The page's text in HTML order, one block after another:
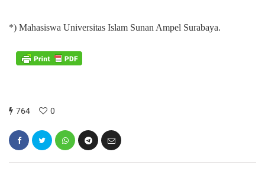
*) Mahasiswa Universitas Islam Sunan Ampel Surabaya.
764 0